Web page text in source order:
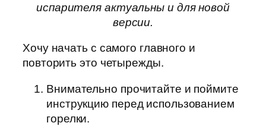
испарителя актуальны и для новой
версии.
Хочу начать с самого главного и
повторить это четырежды.
Внимательно прочитайте и поймите
инструкцию перед использованием
горелки.